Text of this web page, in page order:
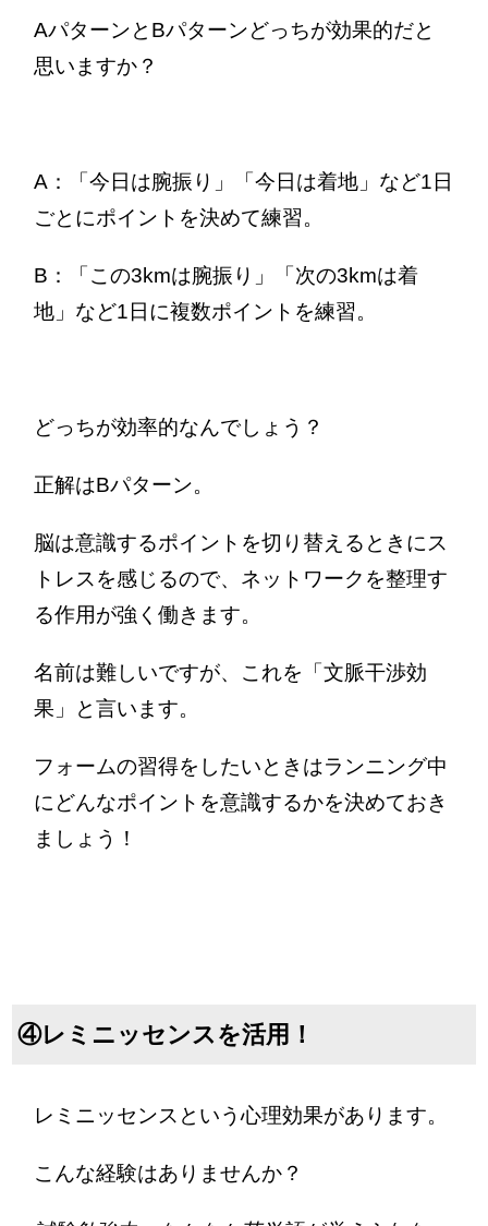
AパターンとBパターンどっちが効果的だと
思いますか？
A：「今日は腕振り」「今日は着地」など1日
ごとにポイントを決めて練習。
B：「この3kmは腕振り」「次の3kmは着
地」など1日に複数ポイントを練習。
どっちが効率的なんでしょう？
正解はBパターン。
脳は意識するポイントを切り替えるときにス
トレスを感じるので、ネットワークを整理す
る作用が強く働きます。
名前は難しいですが、これを「文脈干渉効
果」と言います。
フォームの習得をしたいときはランニング中
にどんなポイントを意識するかを決めておき
ましょう！
④レミニッセンスを活用！
レミニッセンスという心理効果があります。
こんな経験はありませんか？